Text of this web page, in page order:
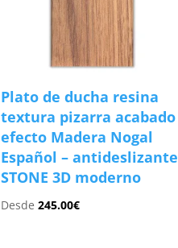
Plato de ducha resina
textura pizarra acabado
efecto Madera Nogal
Español – antideslizante
STONE 3D moderno
Desde245.00€